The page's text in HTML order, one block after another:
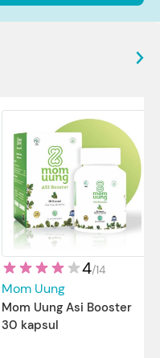
4/14
Mom Uung
Mom Uung Asi Booster
30 kapsul